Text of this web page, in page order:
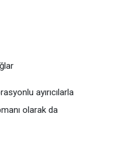
ayırıcılarla
olarak da